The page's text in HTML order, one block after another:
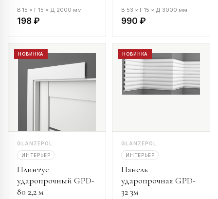
В 15 × Г 15 × Д 2000 мм
198 ₽
В 53 × Г 15 × Д 3000 мм
990 ₽
НОВИНКА
GLANZEPOL
ИНТЕРЬЕР
Плинтус
ударопрочный GPD-
80 2,2 м
НОВИНКА
GLANZEPOL
ИНТЕРЬЕР
Панель
ударопрочная GPD-
32 3м